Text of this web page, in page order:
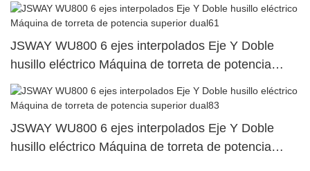
JSWAY WU800 6 ejes interpolados Eje Y Doble
husillo eléctrico Máquina de torreta de potencia
superior dual61
JSWAY WU800 6 ejes interpolados Eje Y Doble
husillo eléctrico Máquina de torreta de potencia